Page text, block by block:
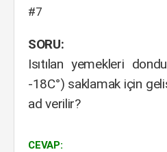
#7
SORU:
Isıtılan yemekleri
-18C°) saklamak için
ad verilir?
CEVAP: